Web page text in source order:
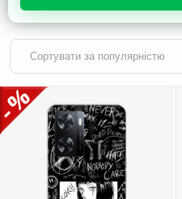
Motorola